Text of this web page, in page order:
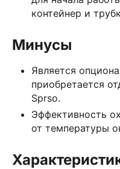
контейнер и
Минусы
Является
приобретается
Sprso.
Эффективность
от температуры